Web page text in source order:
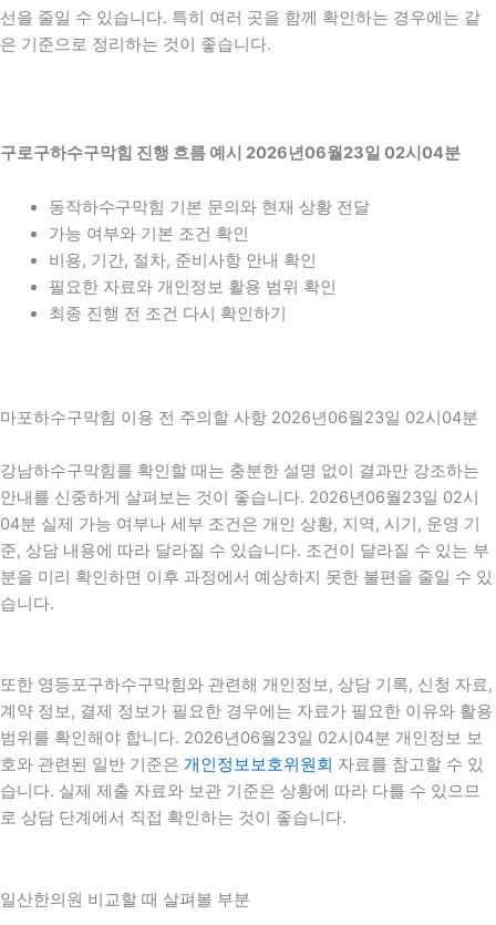
선을 줄일 수 있습니다. 특히 여러 곳을 함께 확인하는 경우에는 같
은 기준으로 정리하는 것이 좋습니다.
구로구하수구막힘 진행 흐름 예시 2026년06월23일 02시04분
동작하수구막힘 기본 문의와 현재 상황 전달
가능 여부와 기본 조건 확인
비용, 기간, 절차, 준비사항 안내 확인
필요한 자료와 개인정보 활용 범위 확인
최종 진행 전 조건 다시 확인하기
마포하수구막힘 이용 전 주의할 사항 2026년06월23일 02시04분
강남하수구막힘를 확인할 때는 충분한 설명 없이 결과만 강조하는
안내를 신중하게 살펴보는 것이 좋습니다. 2026년06월23일 02시
04분 실제 가능 여부나 세부 조건은 개인 상황, 지역, 시기, 운영 기
준, 상담 내용에 따라 달라질 수 있습니다. 조건이 달라질 수 있는 부
분을 미리 확인하면 이후 과정에서 예상하지 못한 불편을 줄일 수 있
습니다.
또한 영등포구하수구막힘와 관련해 개인정보, 상담 기록, 신청 자료,
계약 정보, 결제 정보가 필요한 경우에는 자료가 필요한 이유와 활용
범위를 확인해야 합니다. 2026년06월23일 02시04분 개인정보 보
호와 관련된 일반 기준은 개인정보보호위원회 자료를 참고할 수 있
습니다. 실제 제출 자료와 보관 기준은 상황에 따라 다를 수 있으므
로 상담 단계에서 직접 확인하는 것이 좋습니다.
일산한의원 비교할 때 살펴볼 부분